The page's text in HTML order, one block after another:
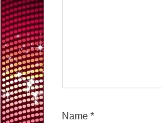
Name *